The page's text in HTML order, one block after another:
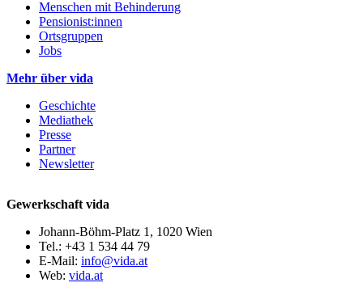
Menschen mit Behinderung
Pensionist:innen
Ortsgruppen
Jobs
Mehr über vida
Geschichte
Mediathek
Presse
Partner
Newsletter
Gewerkschaft vida
Johann-Böhm-Platz 1, 1020 Wien
Tel.: +43 1 534 44 79
E-Mail: info@vida.at
Web: vida.at